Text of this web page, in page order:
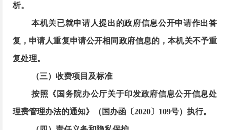
析。
本机关已就申请人提出的政府信息公开申请作出答
复，申请人重复申请公开相同政府信息的，本机关不予重
复处理。
（三）收费项目及标准
按照《国务院办公厅关于印发政府信息公开信息处
理费管理办法的通知》（国办函〔2020〕109号）执行。